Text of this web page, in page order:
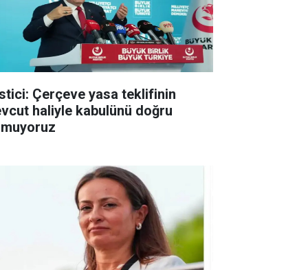
Çerçeve yasa teklifinin
haliyle kabulünü doğru